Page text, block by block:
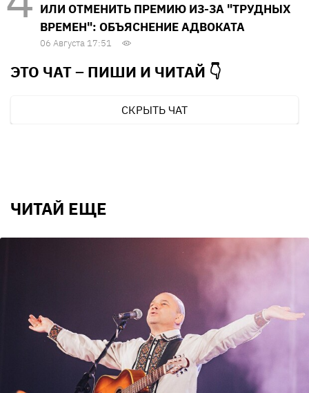
ИЛИ ОТМЕНИТЬ ПРЕМИЮ ИЗ-ЗА "ТРУДНЫХ
ВРЕМЕН": ОБЪЯСНЕНИЕ АДВОКАТА
06 Августа 17:51
ЭТО ЧАТ – ПИШИ И ЧИТАЙ 👇
СКРЫТЬ ЧАТ
ЧИТАЙ ЕЩЕ